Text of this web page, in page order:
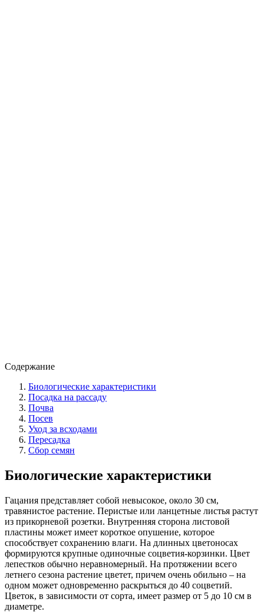
Содержание
Биологические характеристики
Посадка на рассаду
Почва
Посев
Уход за всходами
Пересадка
Сбор семян
Биологические характеристики
Гацания представляет собой невысокое, около 30 см,
травянистое растение. Перистые или ланцетные листья растут
из прикорневой розетки. Внутренняя сторона листовой
пластины может имеет короткое опушение, которое
способствует сохранению влаги. На длинных цветоносах
формируются крупные одиночные соцветия-корзинки. Цвет
лепестков обычно неравномерный. На протяжении всего
летнего сезона растение цветет, причем очень обильно – на
одном может одновременно раскрыться до 40 соцветий.
Цветок, в зависимости от сорта, имеет размер от 5 до 10 см в
диаметре.